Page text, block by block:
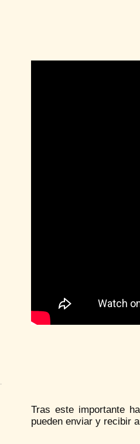
Tras este importante
pueden enviar y recibir